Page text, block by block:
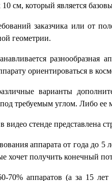
см, который является
заказчика или от
геометрии.
разнообразная
ориентироваться в
варианты
требуемым углом. Либо
стенде представлена
аппарата от года до 5
хочет получить конечный
70% аппаратов (а за 15